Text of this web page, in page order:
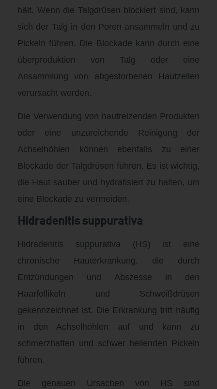
hält. Wenn die Talgdrüsen blockiert sind, kann
sich der Talg in den Poren ansammeln und zu
Pickeln führen. Die Blockade kann durch eine
überproduktion von Talg oder eine
Ansammlung von abgestorbenen Hautzellen
verursacht werden.
Die Verwendung von hautreizenden Produkten
oder eine unzureichende Reinigung der
Achselhöhlen können ebenfalls zu einer
Blockade der Talgdrüsen führen. Es ist wichtig,
die Haut sauber und hydratisiert zu halten, um
eine Blockade zu vermeiden.
Hidradenitis suppurativa
Hidradenitis suppurativa (HS) ist eine
chronische Hauterkrankung, die durch
Entzündungen und Abszesse in den
Haarfollikeln und Schweißdrüsen
gekennzeichnet ist. Die Erkrankung tritt häufig
in den Achselhöhlen auf und kann zu
schmerzhaften und schwer heilenden Pickeln
führen.
Die genauen Ursachen von HS sind